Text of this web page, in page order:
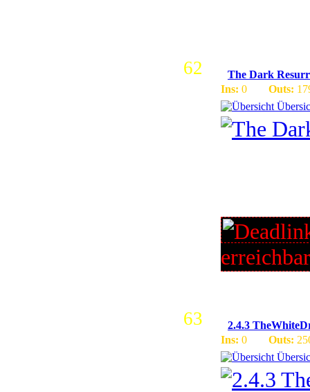
62
The Dark
Ins: 0 Outs:
63
2.4.3
Ins: 0 Outs: